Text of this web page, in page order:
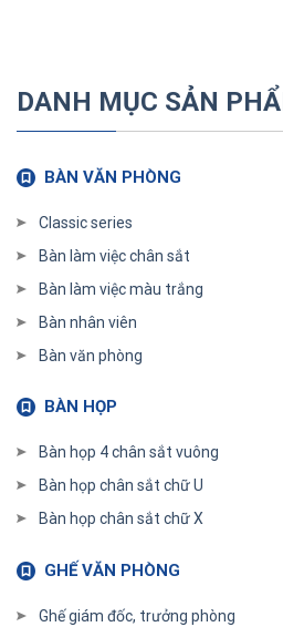
DANH MỤC SẢN
BÀN VĂN PHÒNG
Classic series
Bàn làm việc chân sắt
Bàn làm việc màu trắng
Bàn nhân viên
Bàn văn phòng
BÀN HỌP
Bàn họp 4 chân sắt vuông
Bàn họp chân sắt chữ U
Bàn họp chân sắt chữ X
GHẾ VĂN PHÒNG
Ghế giám đốc, trưởng phòng